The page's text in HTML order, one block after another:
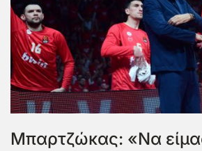
Μπαρτζώκας: «Να